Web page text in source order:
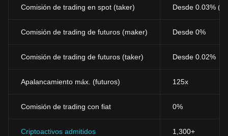
Comisión de trading en spot (taker) Desde 0.03%
Comisión de trading de futuros (maker) Desde 0%
Comisión de trading de futuros (taker) Desde 0.02%
Apalancamiento máx. (futuros) 125x
Comisión de trading con fiat 0%
Criptoactivos admitidos 1,300+